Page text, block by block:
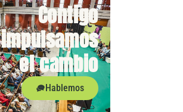
Contigo
impulsamos
el cambio
Hablemos